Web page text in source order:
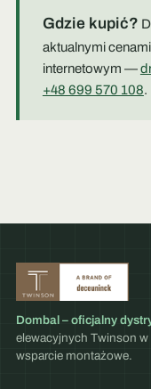
Gdzie kupić?
aktualnymi
internetowym —
+48 699 570 108.
Dombal – oficjalny
elewacyjnych Twinson
wsparcie montażowe.